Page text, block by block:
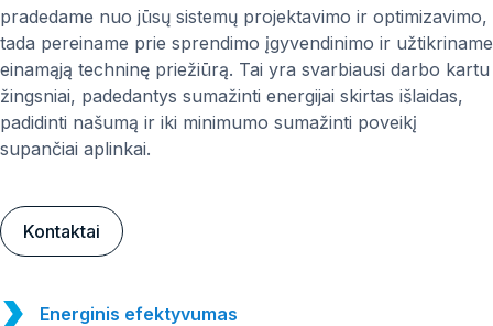
pradedame nuo jūsų sistemų projektavimo ir optimizavimo,
tada pereiname prie sprendimo įgyvendinimo ir užtikriname
einamąją techninę priežiūrą. Tai yra svarbiausi darbo kartu
žingsniai, padedantys sumažinti energijai skirtas išlaidas,
padidinti našumą ir iki minimumo sumažinti poveikį
supančiai aplinkai.
Kontaktai
Energinis efektyvumas